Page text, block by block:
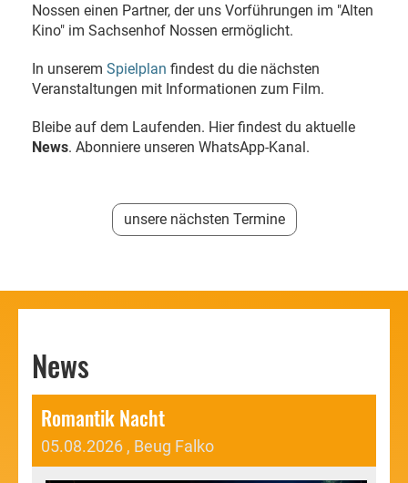
Nossen einen Partner, der uns Vorführungen im "Alten
Kino" im Sachsenhof Nossen ermöglicht.
In unserem Spielplan findest du die nächsten
Veranstaltungen mit Informationen zum Film.
Bleibe auf dem Laufenden. Hier findest du aktuelle
News. Abonniere unseren WhatsApp-Kanal.
unsere nächsten Termine
News
Romantik Nacht
05.08.2026 , Beug Falko